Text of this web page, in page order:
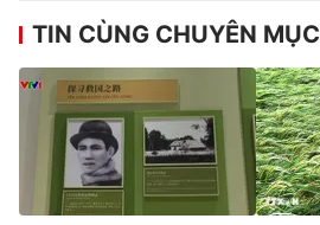
TIN CÙNG CHUYÊN MỤC